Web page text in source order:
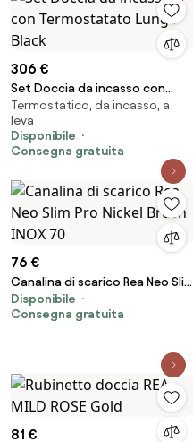
306 €
Set Doccia da incasso con
Termostatato Lungo Black
Termostatico, da incasso, a
leva
Disponibile
Consegna gratuita
76 €
Canalina di scarico Rea Neo Slim
Pro Nickel Brush INOX 70
Disponibile
Consegna gratuita
81 €